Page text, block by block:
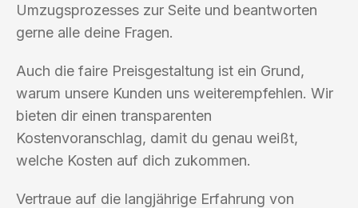
Umzugsprozesses zur Seite und beantworten
gerne alle deine Fragen.
Auch die faire Preisgestaltung ist ein Grund,
warum unsere Kunden uns weiterempfehlen. Wir
bieten dir einen transparenten
Kostenvoranschlag, damit du genau weißt,
welche Kosten auf dich zukommen.
Vertraue auf die langjährige Erfahrung von